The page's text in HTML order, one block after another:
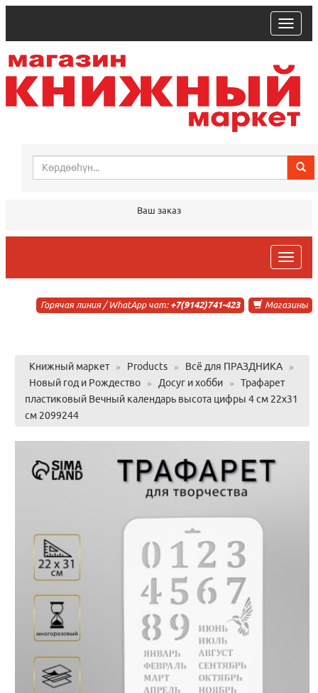
trk
Ваш заказ
trk
Магазины
Горячая линия / WhatApp чат: +7(9142)741-423
Книжный маркет » Products » Всё для ПРАЗДНИКА
»
Новый год и Рождество
» Досуг и хобби »
Трафарет
пластиковый Вечный календарь высота цифры 4 см 22х31
см 2099244